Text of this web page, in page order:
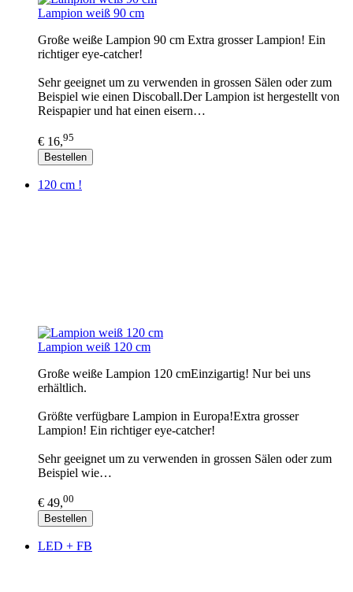
Lampion weiß 90 cm
Große weiße Lampion 90 cm Extra grosser Lampion! Ein
richtiger eye-catcher!
Sehr geeignet um zu verwenden in grossen Sälen oder zum
Beispiel wie einen Discoball.Der Lampion ist hergestellt von
Reispapier und hat einen eisern…
€ 16,95
Bestellen
120 cm !
Lampion weiß 120 cm
Große weiße Lampion 120 cmEinzigartig! Nur bei uns
erhältlich.
Größte verfügbare Lampion in Europa!Extra grosser
Lampion! Ein richtiger eye-catcher!
Sehr geeignet um zu verwenden in grossen Sälen oder zum
Beispiel wie…
€ 49,00
Bestellen
LED + FB